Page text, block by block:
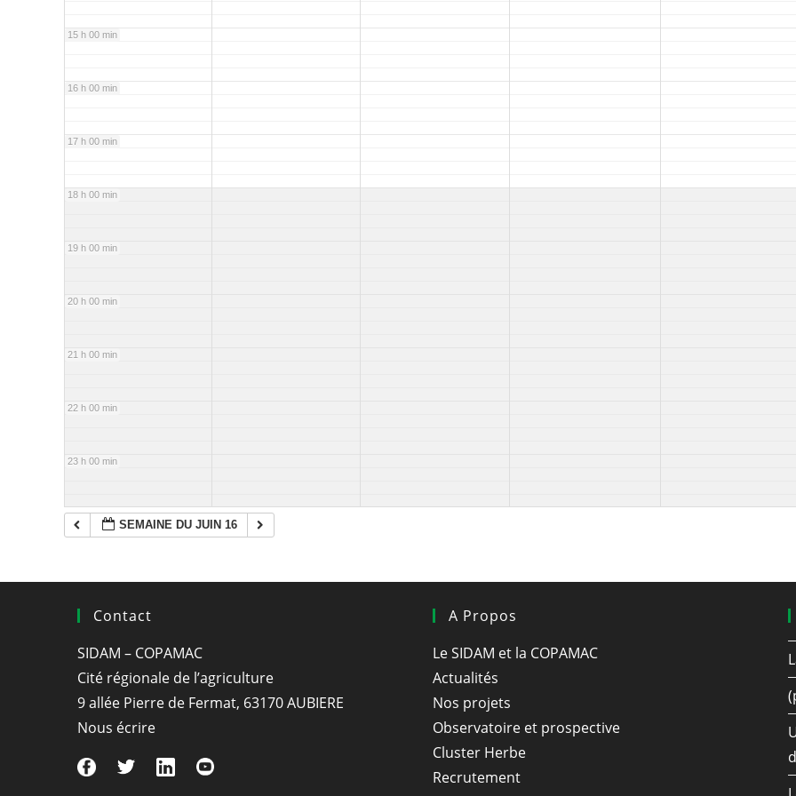
15 h 00 min
16 h 00 min
17 h 00 min
18 h 00 min
19 h 00 min
20 h 00 min
21 h 00 min
22 h 00 min
23 h 00 min
SEMAINE DU JUIN 16
Contact
SIDAM – COPAMAC
Cité régionale de l’agriculture
9 allée Pierre de Fermat, 63170 AUBIERE
Nous écrire
A Propos
Le SIDAM et la COPAMAC
Actualités
Nos projets
Observatoire et prospective
Cluster Herbe
Recrutement